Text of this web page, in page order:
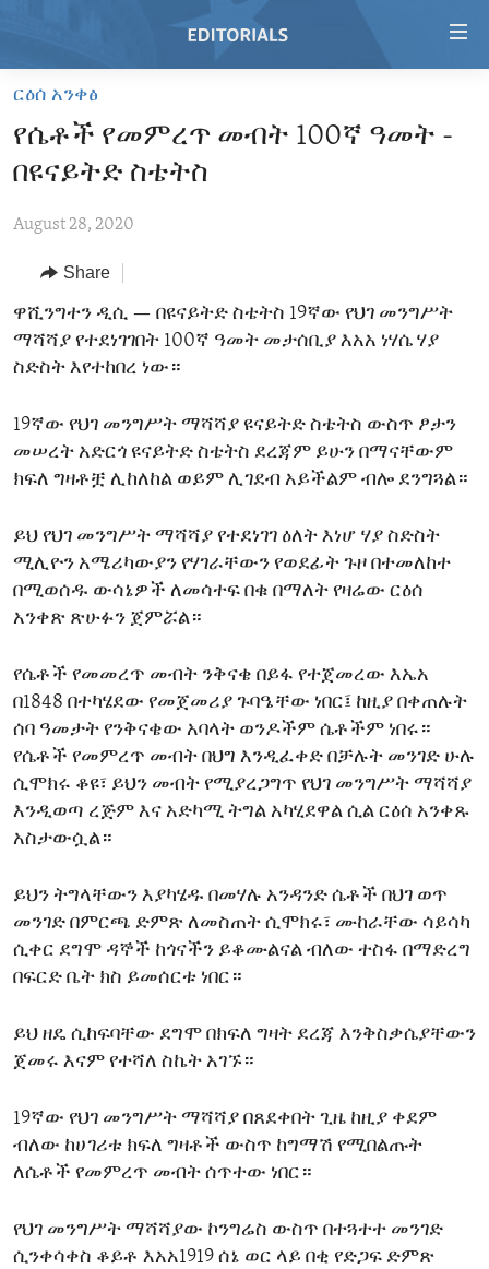
Skip
main
content
to
Navigation
Skip
to
Search
REGIONS
AFRICA
AMERICAS
ASIA
MIDDLE EAST
TOPICS
HUMAN RIGHTS
SECURITY AND DEFENSE
DEMOCRACY AND GOVERNANCE
ECONOMY AND TRADE
ARCHIVE
ABOUT US
ርዕሰ አንቀፅ
የሴቶች የመምረጥ መብት 100ኛ ዓመት -
በዩናይትድ ስቴትስ
August 28, 2020
Share
ዋሺንግተን ዲሲ — በዩናይትድ ስቴትስ 19ኛው የህገ መንግሥት
ማሻሻያ የተደነገገበት 100ኛ ዓመት መታሰቢያ እአአ ነሃሴ ሃያ
ስድስት እየተከበረ ነው።
19ኛው የህገ መንግሥት ማሻሻያ ዩናይትድ ስቴትስ ውስጥ ፆታን
መሠረት አድርጎ ዩናይትድ ስቴትስ ደረጃም ይሁን በማናቸውም
ክፍለ ግዛቶቿ ሊከለከል ወይም ሊገደብ አይችልም ብሎ ደንግጓል።
ይህ የህገ መንግሥት ማሻሻያ የተደነገገ ዕለት እነሆ ሃያ ስድስት
ሚሊዮን አሜሪካውያን የሃገራቸውን የወደፊት ጉዞ በተመለከተ
በሚወሰዱ ውሳኔዎች ለመሳተፍ በቁ በማለት የዛሬው ርዕሰ
አንቀጽ ጽሁፉን ጀምሯል።
የሴቶች የመመረጥ መብት ንቅናቄ በይፋ የተጀመረው እኤአ
በ1848 በተካሄደው የመጀመሪያ ጉባዔቸው ነበር፤ ከዚያ በቀጠሉት
ሰባ ዓመታት የንቅናቄው አባላት ወንዶችም ሴቶችም ነበሩ።
የሴቶች የመምረጥ መብት በህግ እንዲፈቀድ በቻሉት መንገድ ሁሉ
ሲሞክሩ ቆዩ፣ ይህን መብት የሚያረጋግጥ የህገ መንግሥት ማሻሻያ
እንዲወጣ ረጅም እና አድካሚ ትግል አካሂደዋል ሲል ርዕሰ አንቀጹ
አስታውሷል።
ይህን ትግላቸውን እያካሄዱ በመሃሉ አንዳንድ ሴቶች በህገ ወጥ
መንገድ በምርጫ ድምጽ ለመስጠት ሲሞክሩ፣ ሙከራቸው ሳይሳካ
ሲቀር ደግሞ ዳኞች ከጎናችን ይቆሙልናል ብለው ተስፋ በማድረግ
በፍርድ ቤት ክስ ይመሰርቱ ነበር።
ይህ ዘዴ ሲከፍባቸው ደግሞ በክፍለ ግዛት ደረጃ እንቅስቃሴያቸውን
ጀመሩ እናም የተሻለ ስኬት አገኙ።
19ኛው የህገ መንግሥት ማሻሻያ በጸደቀበት ጊዜ ከዚያ ቀደም
ብለው ከሀገሪቱ ክፍለ ግዛቶች ውስጥ ከግማሽ የሚበልጡት
ለሴቶች የመምረጥ መብት ሰጥተው ነበር።
የህገ መንግሥት ማሻሻያው ኮንግሬስ ውስጥ በተጓተተ መንገድ
ሲንቀሳቀስ ቆይቶ እአአ1919 ሰኔ ወር ላይ በቂ የድጋፍ ድምጽ